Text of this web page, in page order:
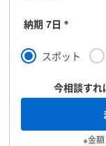
納期 7日 ※
スポット
今相談すれ
※金